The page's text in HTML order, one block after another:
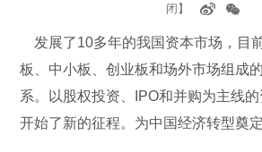
闭】
发展了10多年的我国资本市场，目
板、中小板、创业板和场外市场组成
系。以股权投资、IPO和并购为主线
开始了新的征程。为中国经济转型奠定